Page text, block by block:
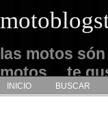
las motos
motos… te
admirarlas…
INICIO BUSCAR